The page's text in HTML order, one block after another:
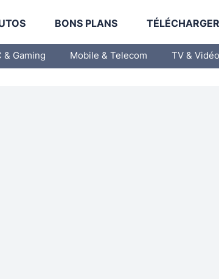
BONS PLANS
& Gaming Mobile & Telecom TV & Vidéo